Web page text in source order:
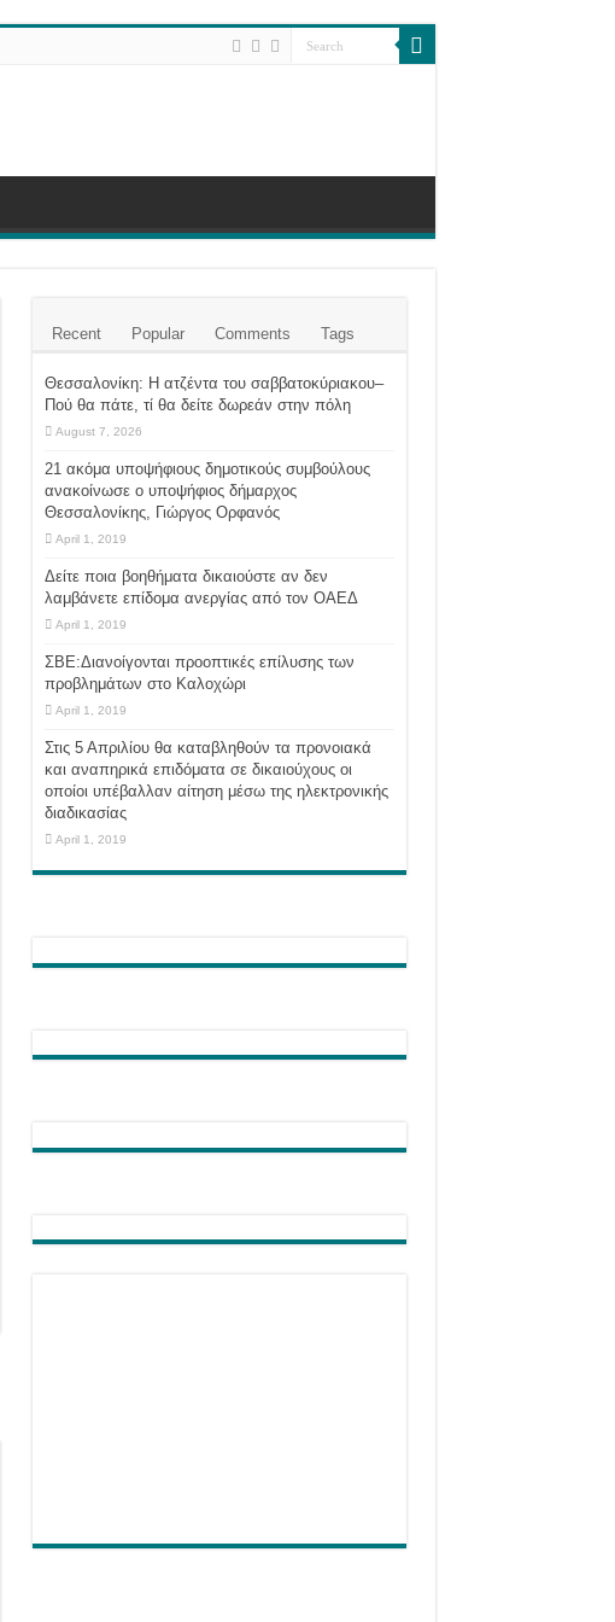
Recent Popular Comments Tags
Θεσσαλονίκη: Η ατζέντα του σαββατοκύριακου–
Πού θα πάτε, τί θα δείτε δωρεάν στην πόλη
August 7, 2026
21 ακόμα υποψήφιους δημοτικούς συμβούλους
ανακοίνωσε ο υποψήφιος δήμαρχος
Θεσσαλονίκης, Γιώργος Ορφανός
April 1, 2019
Δείτε ποια βοηθήματα δικαιούστε αν δεν
λαμβάνετε επίδομα ανεργίας από τον ΟΑΕΔ
April 1, 2019
ΣΒΕ:Διανοίγονται προοπτικές επίλυσης των
προβλημάτων στο Καλοχώρι
April 1, 2019
Στις 5 Απριλίου θα καταβληθούν τα προνοιακά
και αναπηρικά επιδόματα σε δικαιούχους οι
οποίοι υπέβαλλαν αίτηση μέσω της ηλεκτρονικής
διαδικασίας
April 1, 2019